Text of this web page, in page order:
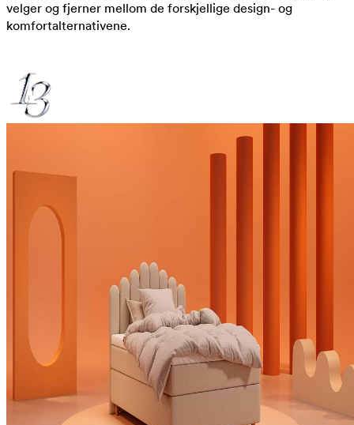
velger og fjerner mellom de forskjellige design- og
komfortalternativene.